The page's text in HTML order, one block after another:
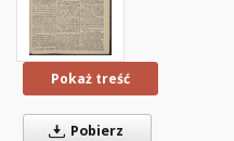
Pokaż treść
Pobierz